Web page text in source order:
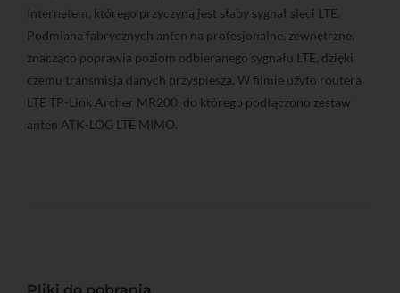
Internetem, którego przyczyną jest słaby sygnał sieci LTE.
Podmiana fabrycznych anten na profesjonalne, zewnętrzne,
znacząco poprawia poziom odbieranego sygnału LTE, dzięki
czemu transmisja danych przyśpiesza. W filmie użyto routera
LTE TP-Link Archer MR200, do którego podłączono zestaw
anten ATK-LOG LTE MIMO.